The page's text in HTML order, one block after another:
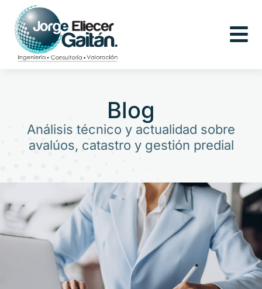
Blog
Análisis técnico y actualidad sobre
avalúos, catastro y gestión predial